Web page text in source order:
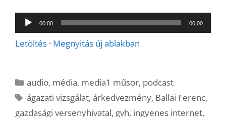
Audió
lejátszó
00:00 00:00
Letöltés · Megnyitás új ablakban
Kategória
audio, média, media1 műsor, podcast
Címkék
ágazati vizsgálat,árkedvezmény, Ballai Ferenc,
gazdasági versenyhivatal, gvh, ingyenes internet,